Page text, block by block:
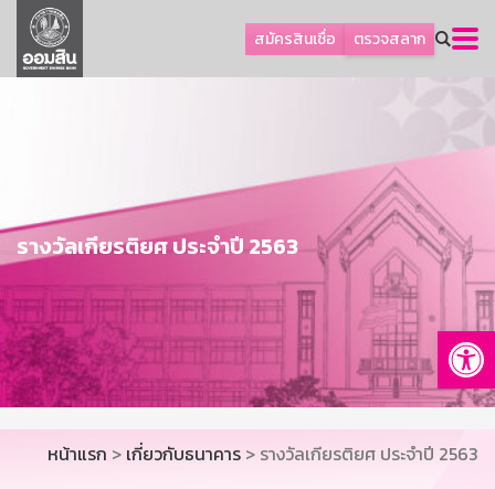
สมัครสินเชื่อ ตรวจสลาก
ลูกค้าธุรกิจ
ลูกค้าผู้ประกอบรายย่อย
การพัฒนาที่ยั่งยืน
ข่าวสาร
บริการทางการเงิน
อื่นๆ
ติดต่อเรา
บริการออนไลน์
TH
EN
รางวัลเกียรติยศ ประจำปี 2563
หน้าแรก > เกี่ยวกับธนาคาร > รางวัลเกียรติยศ ประจำปี 2563